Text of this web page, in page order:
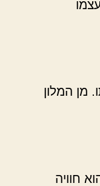
מן המלון
חוויה